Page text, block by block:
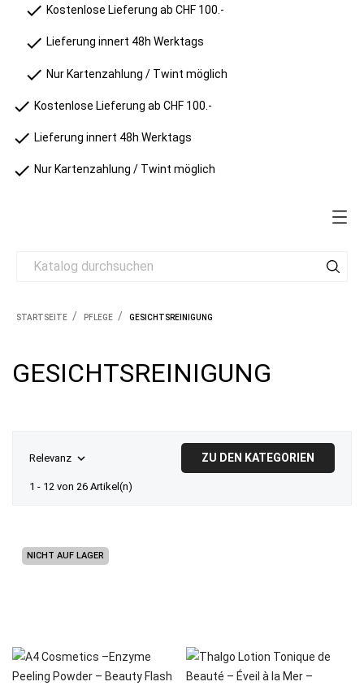
check Kostenlose Lieferung ab CHF 100.-
check Lieferung innert 48h Werktags
check Nur Kartenzahlung / Twint möglich
check Kostenlose Lieferung ab CHF 100.-
check Lieferung innert 48h Werktags
check Nur Kartenzahlung / Twint möglich
STARTSEITE PFLEGE GESICHTSREINIGUNG
GESICHTSREINIGUNG
Relevanz  ZU DEN KATEGORIEN
1 - 12 von 26 Artikel(n)
NICHT AUF LAGER